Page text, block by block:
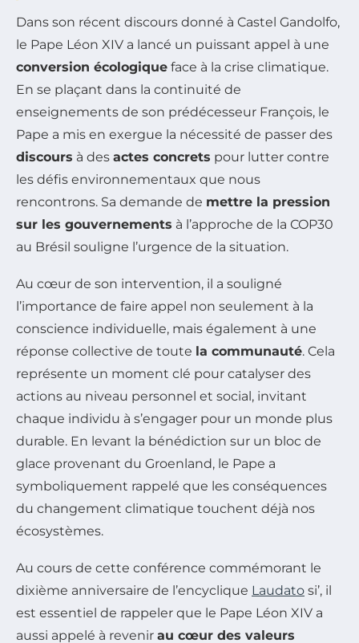
Dans son récent discours donné à Castel Gandolfo,
le Pape Léon XIV a lancé un puissant appel à une
conversion écologique face à la crise climatique.
En se plaçant dans la continuité de
enseignements de son prédécesseur François, le
Pape a mis en exergue la nécessité de passer des
discours à des actes concrets pour lutter contre
les défis environnementaux que nous
rencontrons. Sa demande de mettre la pression
sur les gouvernements à l’approche de la COP30
au Brésil souligne l’urgence de la situation.
Au cœur de son intervention, il a souligné
l’importance de faire appel non seulement à la
conscience individuelle, mais également à une
réponse collective de toute la communauté. Cela
représente un moment clé pour catalyser des
actions au niveau personnel et social, invitant
chaque individu à s’engager pour un monde plus
durable. En levant la bénédiction sur un bloc de
glace provenant du Groenland, le Pape a
symboliquement rappelé que les conséquences
du changement climatique touchent déjà nos
écosystèmes.
Au cours de cette conférence commémorant le
dixième anniversaire de l’encyclique Laudato si’, il
est essentiel de rappeler que le Pape Léon XIV a
aussi appelé à revenir au cœur des valeurs